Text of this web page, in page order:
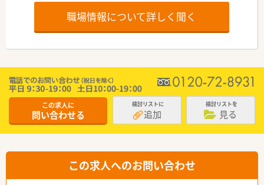
職場情報について詳しく聞く
この求人に
問い合わせる
検討リストに
追加
検討リストを
見る
この求人へのお問い合わせ